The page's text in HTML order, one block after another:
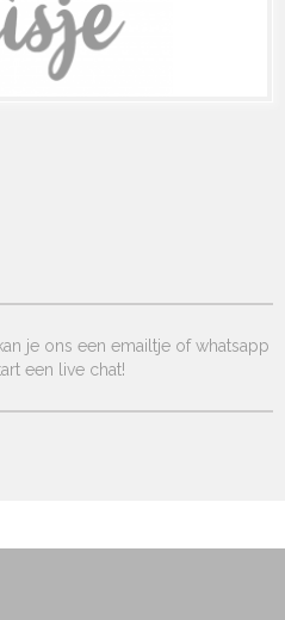
je ons een emailtje of whatsapp
een live chat!